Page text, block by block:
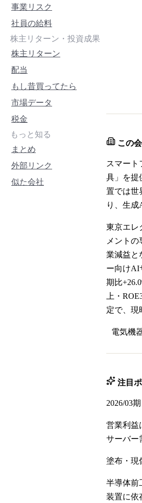
事業リスク
社員の給料
株主リターン・投資成果
株主リターン
配当
もし昔買ってたら
市場データ
税金
もっと知る
まとめ
外部リンク
似た会社
この
スマート
具」を提
置では世
り、生成
東京エレ
メントの
業減益と
ー向けAI
期比
上・
定で、現
電気機
注目
2026/03
営業利益
サーバー
塗布・現
半導体前
装置に依